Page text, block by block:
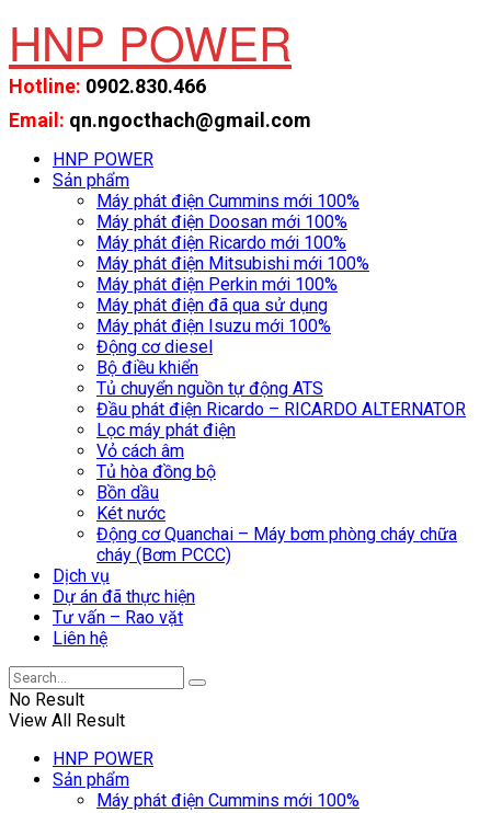
HNP POWER
Hotline: 0902.830.466
Email: qn.ngocthach@gmail.com
HNP POWER
Sản phẩm
Máy phát điện Cummins mới 100%
Máy phát điện Doosan mới 100%
Máy phát điện Ricardo mới 100%
Máy phát điện Mitsubishi mới 100%
Máy phát điện Perkin mới 100%
Máy phát điện đã qua sử dụng
Máy phát điện Isuzu mới 100%
Động cơ diesel
Bộ điều khiển
Tủ chuyển nguồn tự động ATS
Đầu phát điện Ricardo – RICARDO ALTERNATOR
Lọc máy phát điện
Vỏ cách âm
Tủ hòa đồng bộ
Bồn dầu
Két nước
Động cơ Quanchai – Máy bơm phòng cháy chữa
cháy (Bơm PCCC)
Dịch vụ
Dự án đã thực hiện
Tư vấn – Rao vặt
Liên hệ
No Result
View All Result
HNP POWER
Sản phẩm
Máy phát điện Cummins mới 100%